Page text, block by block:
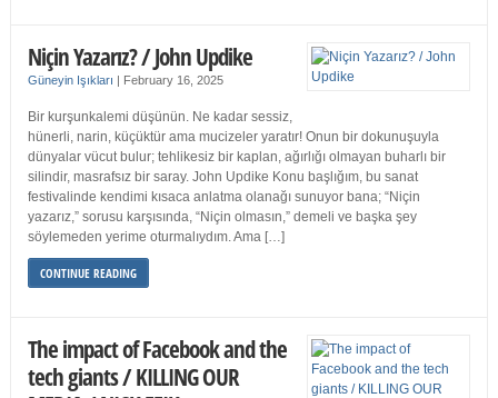
Niçin Yazarız? / John Updike
Güneyin Işıkları | February 16, 2025
Bir kurşunkalemi düşünün. Ne kadar sessiz,
hünerli, narin, küçüktür ama mucizeler yaratır! Onun bir dokunuşuyla
dünyalar vücut bulur; tehlikesiz bir kaplan, ağırlığı olmayan buharlı bir
silindir, masrafsız bir saray. John Updike Konu başlığım, bu sanat
festivalinde kendimi kısaca anlatma olanağı sunuyor bana; “Niçin
yazarız,” sorusu karşısında, “Niçin olmasın,” demeli ve başka şey
söylemeden yerime oturmalıydım. Ama […]
CONTINUE READING
The impact of Facebook and the
tech giants / KILLING OUR